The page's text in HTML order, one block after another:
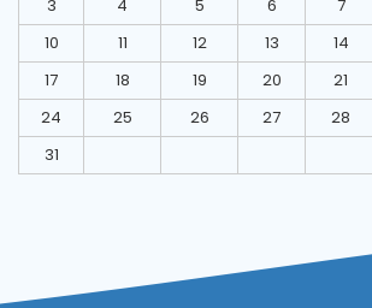
3
4 5 6 7
10
11 12 13 14
17
18 19 20 21
24
25 26 27 28
31